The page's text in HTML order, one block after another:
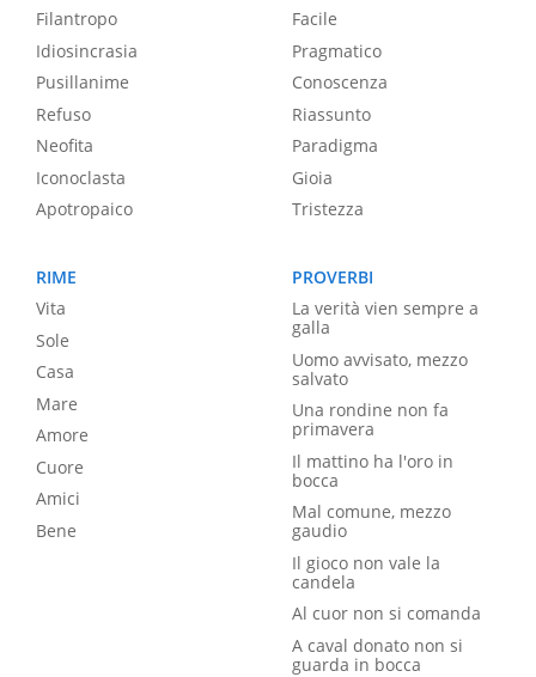
Filantropo
Idiosincrasia
Pusillanime
Refuso
Neofita
Iconoclasta
Apotropaico
Facile
Pragmatico
Conoscenza
Riassunto
Paradigma
Gioia
Tristezza
RIME
Vita
Sole
Casa
Mare
Amore
Cuore
Amici
Bene
PROVERBI
La verità vien sempre a
galla
Uomo avvisato, mezzo
salvato
Una rondine non fa
primavera
Il mattino ha l'oro in
bocca
Mal comune, mezzo
gaudio
Il gioco non vale la
candela
Al cuor non si comanda
A caval donato non si
guarda in bocca